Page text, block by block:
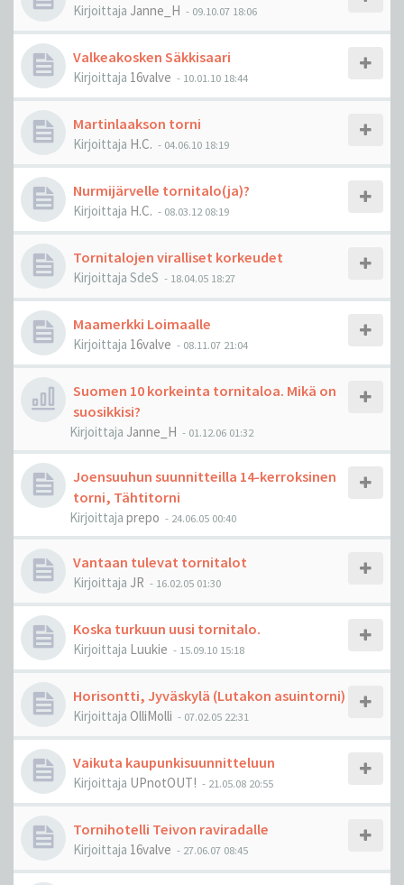
Kirjoittaja Janne_H - 09.10.07 18:06
Valkeakosken Säkkisaari
Kirjoittaja 16valve - 10.01.10 18:44
Martinlaakson torni
Kirjoittaja H.C. - 04.06.10 18:19
Nurmijärvelle tornitalo(ja)?
Kirjoittaja H.C. - 08.03.12 08:19
Tornitalojen viralliset korkeudet
Kirjoittaja SdeS - 18.04.05 18:27
Maamerkki Loimaalle
Kirjoittaja 16valve - 08.11.07 21:04
Suomen 10 korkeinta tornitaloa. Mikä on
suosikkisi?
Kirjoittaja Janne_H - 01.12.06 01:32
Joensuuhun suunnitteilla 14-kerroksinen
torni, Tähtitorni
Kirjoittaja prepo - 24.06.05 00:40
Vantaan tulevat tornitalot
Kirjoittaja JR - 16.02.05 01:30
Koska turkuun uusi tornitalo.
Kirjoittaja Luukie - 15.09.10 15:18
Horisontti, Jyväskylä (Lutakon asuintorni)
Kirjoittaja OlliMolli - 07.02.05 22:31
Vaikuta kaupunkisuunnitteluun
Kirjoittaja UPnotOUT! - 21.05.08 20:55
Tornihotelli Teivon raviradalle
Kirjoittaja 16valve - 27.06.07 08:45